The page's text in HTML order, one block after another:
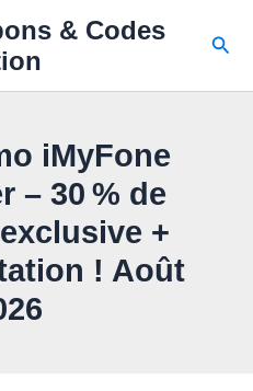
& Codes
iMyFone
– 30 % de
+
! Août